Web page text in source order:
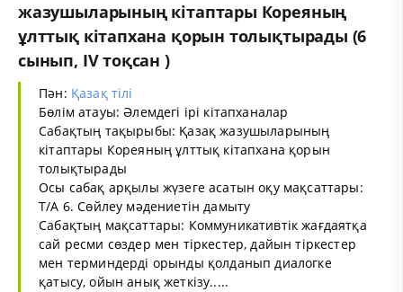
жазушыларының кітаптары Кореяның
ұлттық кітапхана қорын толықтырады (6
сынып, IV тоқсан )
Пән: Қазақ тілі
Бөлім атауы: Әлемдегі ірі кітапханалар
Сабақтың тақырыбы: Қазақ жазушыларының
кітаптары Кореяның ұлттық кітапхана қорын
толықтырады
Осы сабақ арқылы жүзеге асатын оқу мақсаттары:
Т/А 6. Сөйлеу мәдениетін дамыту
Сабақтың мақсаттары: Коммуникативтік жағдаятқа
сай ресми сөздер мен тіркестер, дайын тіркестер
мен терминдерді орынды қолданып диалогке
қатысу, ойын анық жеткізу.....